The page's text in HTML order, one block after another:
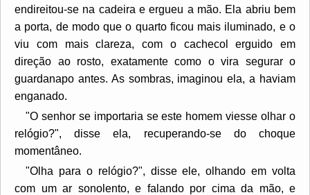
endireitou-se na cadeira e ergueu a mão. Ela abriu bem
a porta, de modo que o quarto ficou mais iluminado, e o
viu com mais clareza, com o cachecol erguido em
direção ao rosto, exatamente como o vira segurar o
guardanapo antes. As sombras, imaginou ela, a haviam
enganado.
"O senhor se importaria se este homem viesse olhar o
relógio?", disse ela, recuperando-se do choque
momentâneo.
"Olha para o relógio?", disse ele, olhando em volta
com um ar sonolento, e falando por cima da mão, e